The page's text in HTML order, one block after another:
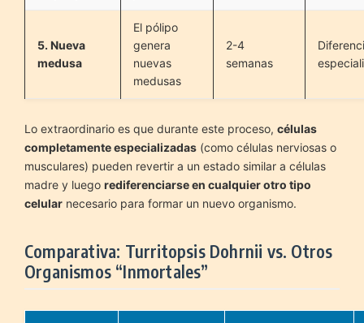
5. Nueva
medusa
El pólipo
genera
nuevas
medusas
2-4
semanas
Lo extraordinario es que durante este proceso, células
completamente especializadas (como células nerviosas o
musculares) pueden revertir a un estado similar a células
madre y luego rediferenciarse en cualquier otro tipo
celular necesario para formar un nuevo organismo.
Comparativa: Turritopsis Dohrnii vs. Otros
Organismos “Inmortales”